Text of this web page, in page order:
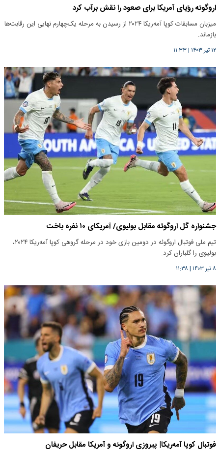
اروگوئه رؤیای آمریکا برای صعود را نقش بر‌آب کرد
میزبان مسابقات کوپا آمه‌ریکا ۲۰۲۴ از رسیدن به مرحله یک‌چهارم نهایی این رقابت‌ها
بازماند.
۱۲ تیر ۱۴۰۳ |۱۱:۳۳
جشنواره گل اروگوئه مقابل بولیوی/ آمریکای ۱۰ نفره باخت
تیم ملی فوتبال اروگوئه در دومین بازی خود در مرحله گروهی کوپا آمه‌ریکا ۲۰۲۴،
بولیوی را گلباران کرد.
۸ تیر ۱۴۰۳ |۱۱:۳۸
فوتبال کوپا آمه‌ریکا| پیروزی اروگوئه و آمریکا مقابل حریفان